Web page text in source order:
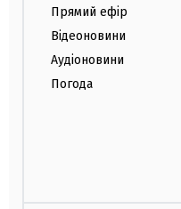
Прямий ефір
Відеоновини
Аудіоновини
Погода